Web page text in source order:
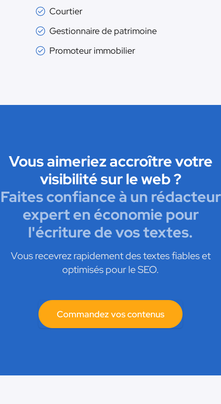
Courtier
Gestionnaire de patrimoine
Promoteur immobilier
Vous aimeriez accroître votre
visibilité sur le web ?
Faites confiance à un rédacteur
expert en économie pour
l'écriture de vos textes.
Vous recevrez rapidement des textes fiables et
optimisés pour le SEO.
Commandez vos contenus